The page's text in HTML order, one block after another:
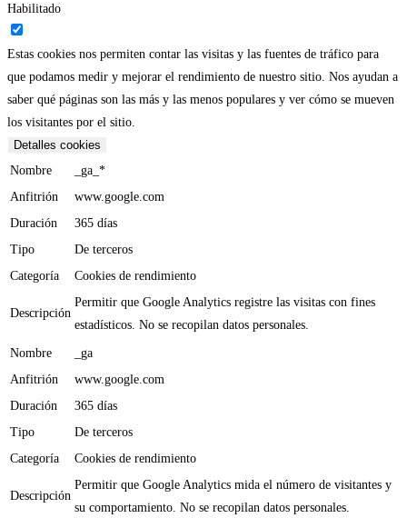
Habilitado
Estas cookies nos permiten contar las visitas y las fuentes de tráfico para
que podamos medir y mejorar el rendimiento de nuestro sitio. Nos ayudan a
saber qué páginas son las más y las menos populares y ver cómo se mueven
los visitantes por el sitio.
Detalles cookies
Nombre
_ga_*
Anfitrión
www.google.com
Duración
365 días
Tipo
De terceros
Categoría
Cookies de rendimiento
Descripción
Permitir que Google Analytics registre las visitas con fines
estadísticos. No se recopilan datos personales.
Nombre
_ga
Anfitrión
www.google.com
Duración
365 días
Tipo
De terceros
Categoría
Cookies de rendimiento
Descripción
Permitir que Google Analytics mida el número de visitantes y
su comportamiento. No se recopilan datos personales.